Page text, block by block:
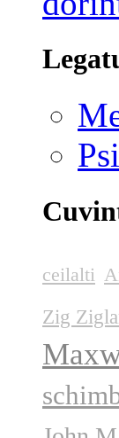
ceilalti
Zig